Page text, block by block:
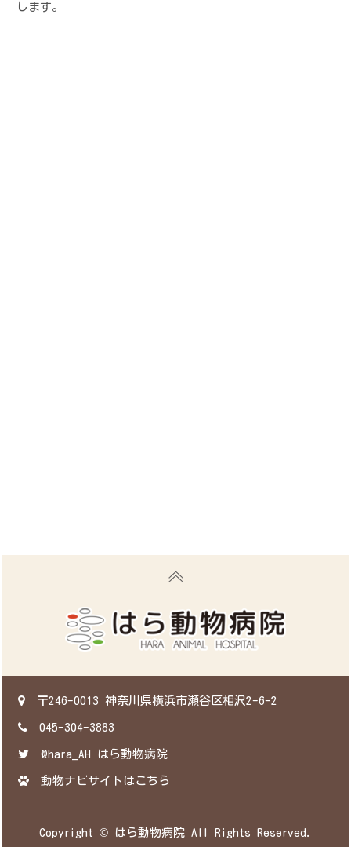
します。
〒246-0013 神奈川県横浜市瀬谷区相沢2-6-2
045-304-3883
‎@hara_AH はら動物病院
‎動物ナビサイトはこちら
Copyright © はら動物病院 All Rights Reserved.